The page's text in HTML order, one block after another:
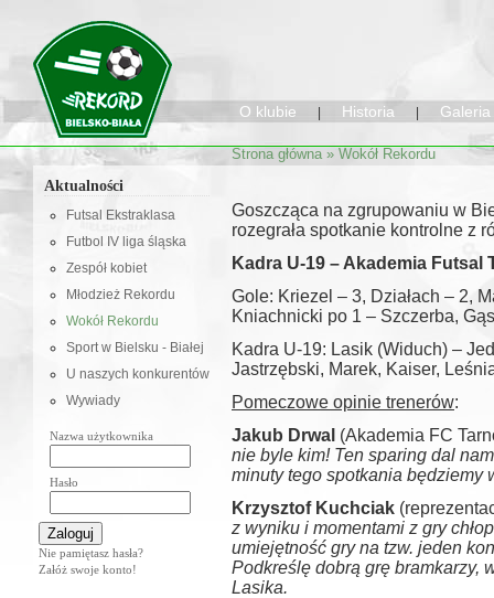
O klubie Historia Galeria
Aktualności
Futsal Ekstraklasa
Futbol IV liga śląska
Zespół kobiet
Młodzież Rekordu
Wokół Rekordu
Sport w Bielsku - Białej
U naszych konkurentów
Wywiady
Nazwa użytkownika
Hasło
Nie pamiętasz hasła?
Załóż swoje konto!
Strona główna» Wokół Rekordu
Goszcząca na zgrupowaniu w
rozegrała spotkanie kontrolne z
Kadra U-19 – Akademia Futsal
Gole: Kriezel – 3, Działach – 2,
Kniachnicki po 1 – Szczerba,
Kadra U-19: Lasik (Widuch) –
Jastrzębski, Marek, Kaiser,
Pomeczowe opinie trenerów:
Jakub Drwal (Akademia FC
nie byle kim! Ten sparing dal
minuty tego spotkania będziemy
Krzysztof Kuchciak
z wyniku i momentami z gry
umiejętność gry na tzw. jeden
Podkreślę dobrą grę bramkarzy,
Lasika.